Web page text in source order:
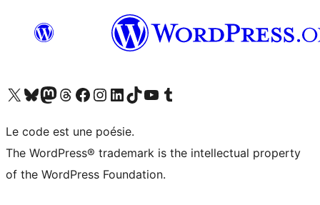
Visitez notre compte X (précédemment Twitter)
Visiter notre compte Bluesky
Visiter notre compte Mastodon
Visiter notre compte Threads
Consulter notre compte Facebook
Consulter notre compte Instagram
Consulter notre compte LinkedIn
Visiter notre compte TokTok
Visiter notre chaîne YouTube
Visiter notre compte Tumblr
Le code est une poésie.
The WordPress® trademark is the intellectual property
of the WordPress Foundation.